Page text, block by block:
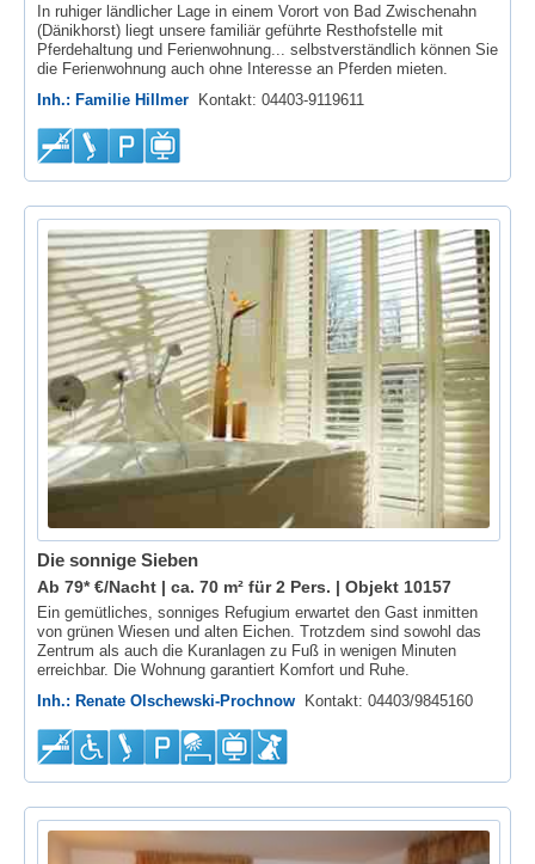
In ruhiger ländlicher Lage in einem Vorort von Bad Zwischenahn
(Dänikhorst) liegt unsere familiär geführte Resthofstelle mit
Pferdehaltung und Ferienwohnung... selbstverständlich können Sie
die Ferienwohnung auch ohne Interesse an Pferden mieten.
Inh.: Familie Hillmer
Kontakt: 04403-9119611
Die sonnige Sieben
Ab 79* €/Nacht | ca. 70 m² für 2 Pers. | Objekt 10157
Ein gemütliches, sonniges Refugium erwartet den Gast inmitten
von grünen Wiesen und alten Eichen. Trotzdem sind sowohl das
Zentrum als auch die Kuranlagen zu Fuß in wenigen Minuten
erreichbar. Die Wohnung garantiert Komfort und Ruhe.
Inh.: Renate Olschewski-Prochnow
Kontakt: 04403/9845160